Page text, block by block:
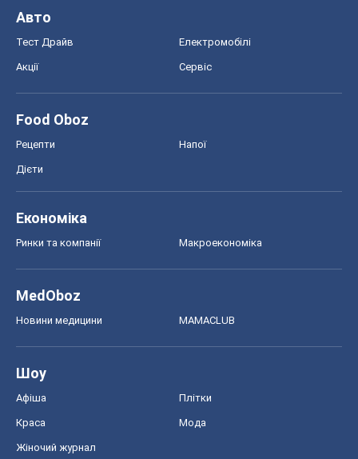
Авто
Тест Драйв Електромобілі
Акції Сервіс
Food Oboz
Рецепти Напої
Дієти
Економіка
Ринки та компанії Макроекономіка
MedOboz
Новини медицини MAMACLUB
Шоу
Афіша Плітки
Краса Мода
Жіночий журнал